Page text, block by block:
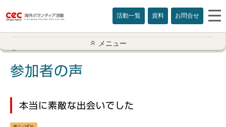
活動一覧 資料 お問合せ
アメリカ
メニュー
参加者の声
本当に素敵な出会いでした